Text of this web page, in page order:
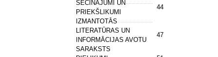
SECINĀJUMI UN
PRIEKŠLIKUMI
44
IZMANTOTĀS
LITERATŪRAS UN
INFORMĀCIJAS AVOTU
SARAKSTS
47